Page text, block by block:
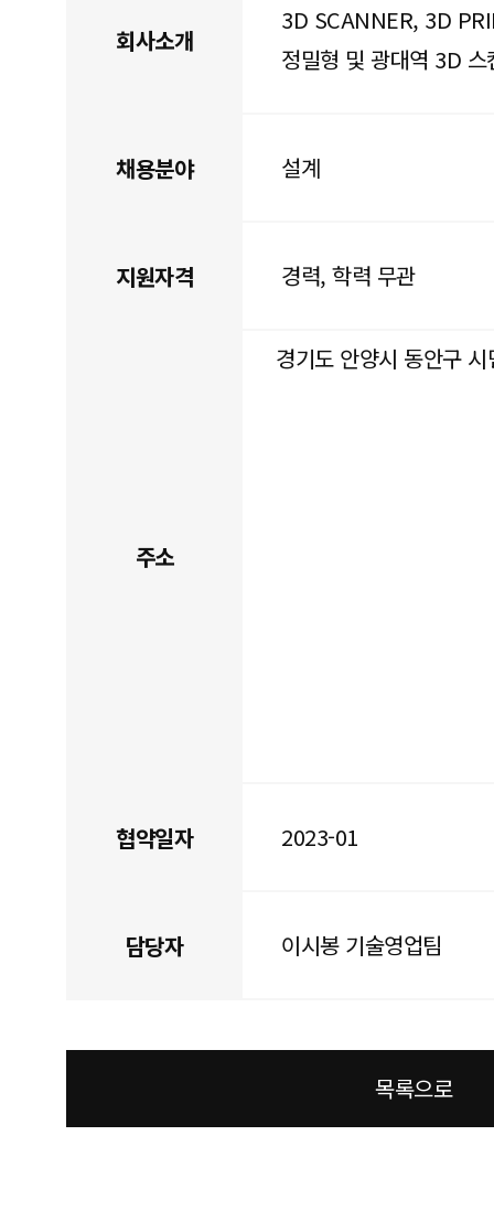
회사소개
3D SCANNER, 3D
정밀형 및 광대역 3D
채용분야 설계
지원자격 경력, 학력 무관
주소
경기도 안양시 동안구
협약일자 2023-01
담당자 이시봉 기술영업팀
목록으로